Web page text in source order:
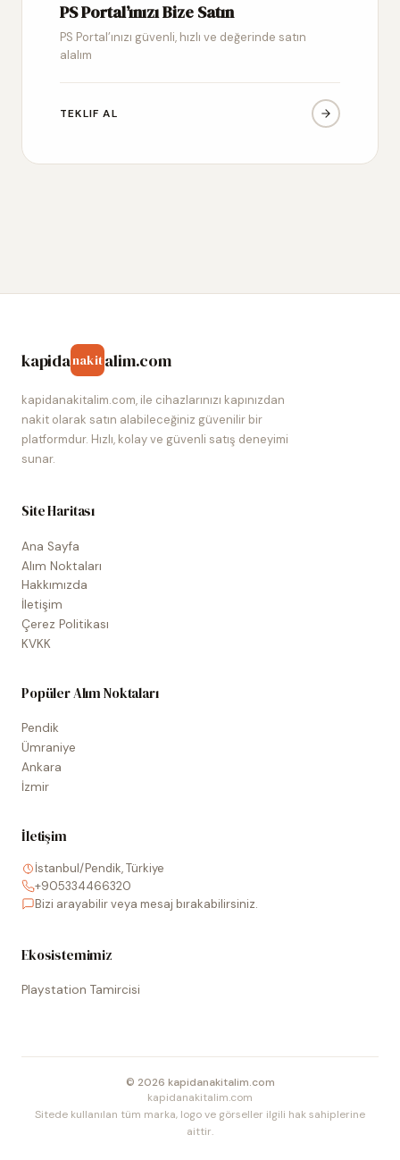
PS Portal’ınızı Bize Satın
PS Portal’ınızı güvenli, hızlı ve değerinde satın
alalım
TEKLIF AL
kapidanakitalim.com
kapidanakitalim.com, ile cihazlarınızı kapınızdan
nakit olarak satın alabileceğiniz güvenilir bir
platformdur. Hızlı, kolay ve güvenli satış deneyimi
sunar.
Site Haritası
Ana Sayfa
Alım Noktaları
Hakkımızda
İletişim
Çerez Politikası
KVKK
Popüler Alım Noktaları
Pendik
Ümraniye
Ankara
İzmir
İletişim
İstanbul/Pendik, Türkiye
+905334466320
Bizi arayabilir veya mesaj bırakabilirsiniz.
Ekosistemimiz
Playstation Tamircisi
© 2026 kapidanakitalim.com
kapidanakitalim.com
Sitede kullanılan tüm marka, logo ve görseller ilgili hak sahiplerine
aittir.